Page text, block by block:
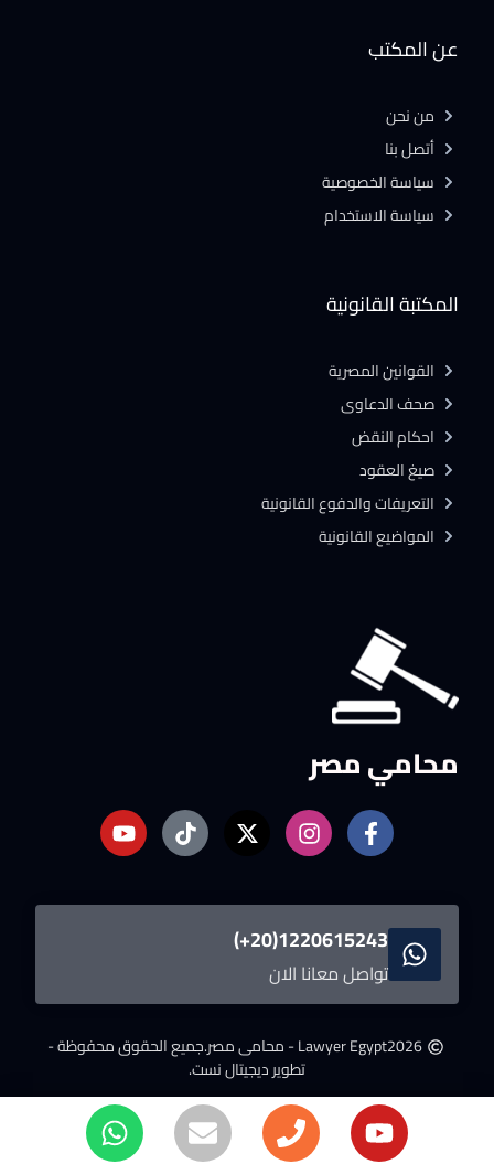
محامي مصر
1220615243(20+)
تواصل معانا الان
2026Lawyer Egypt - محامى مصر.
جميع الحقوق محفوظة -
تطوير ديجيتال نست.
المكتبة القانونية
القوانين المصرية
صحف الدعاوى
احكام النقض
صيغ العقود
التعريفات والدفوع القانونية
المواضيع القانونية
عن المكتب
من نحن
أتصل بنا
سياسة الخصوصية
سياسة الاستخدام